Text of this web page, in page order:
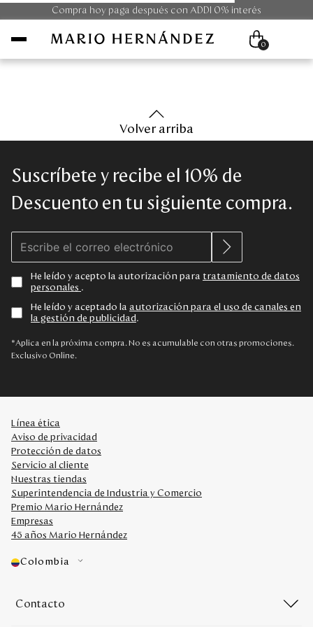
Compra hoy paga después con ADDI 0% interés
Hombre
Unisex
Colecciones
Outlet
Disney
Servicio al cliente
Nuestras Tiendas
Colombia
Panamá
0
Volver arriba
Suscríbete y recibe el 10% de
Descuento en tu siguiente compra.
He leído y acepto la autorización para tratamiento de datos
personales .
He leído y aceptado la autorización para el uso de canales en
la gestión de publicidad .
*Aplica en la próxima compra. No es acumulable con otras promociones.
Exclusivo Online.
Línea ética
Aviso de privacidad
Protección de datos
Servicio al cliente
Nuestras tiendas
Superintendencia de Industria y Comercio
Premio Mario Hernández
Empresas
45 años Mario Hernández
Colombia
Contacto